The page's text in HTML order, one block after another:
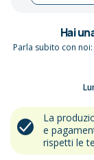
Hai
Parla subito con
La
e
rispetti le